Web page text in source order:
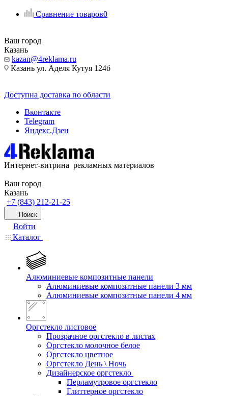
Сравнение товаров0
Ваш город
Казань
kazan@4reklama.ru
Казань ул. Аделя Кутуя 124б
Доступна доставка по области
Вконтакте
Telegram
Яндекс.Дзен
Интернет-витрина рекламных материалов
Ваш город
Казань
+7 (843) 212-21-25
Поиск
Войти
Каталог
Алюминиевые композитные панели
Алюминиевые композитные панели 3 мм
Алюминиевые композитные панели 4 мм
Оргстекло листовое
Прозрачное оргстекло в листах
Оргстекло молочное белое
Оргстекло цветное
Оргстекло День \ Ночь
Дизайнерское оргстекло
Перламутровое оргстекло
Глиттерное оргстекло